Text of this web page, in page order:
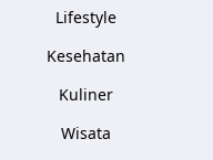
Lifestyle
Kesehatan
Kuliner
Wisata